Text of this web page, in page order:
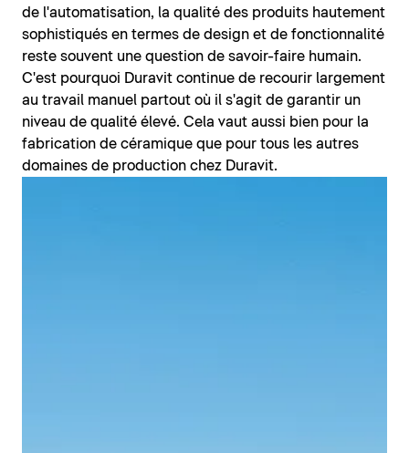
de l'automatisation, la qualité des produits hautement
sophistiqués en termes de design et de fonctionnalité
reste souvent une question de savoir-faire humain.
C'est pourquoi Duravit continue de recourir largement
au travail manuel partout où il s'agit de garantir un
niveau de qualité élevé. Cela vaut aussi bien pour la
fabrication de céramique que pour tous les autres
domaines de production chez Duravit.